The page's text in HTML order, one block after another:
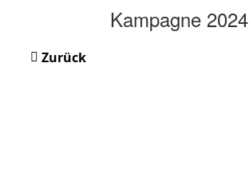
Kampagne 2024
Zurück